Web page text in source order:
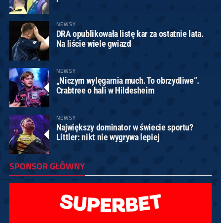
NEWSY
DRA opublikowała listę kar za ostatnie lata.
Na liście wiele gwiazd
NEWSY
„Niczym wylęgarnia much. To obrzydliwe”.
Crabtree o hali w Hildesheim
NEWSY
Największy dominator w świecie sportu?
Littler: nikt nie wygrywa lepiej
SPONSOR GŁÓWNY